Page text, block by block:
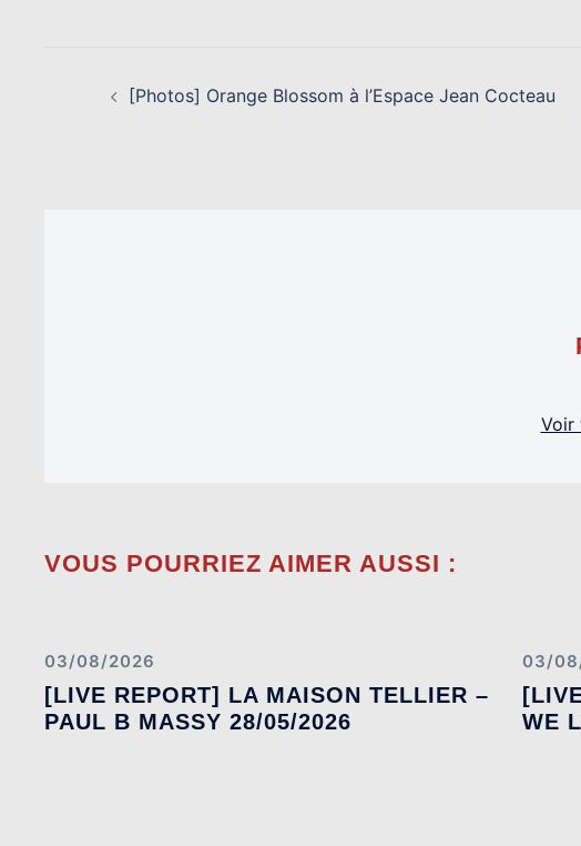
D’ARTICLE[Photos] Orange Blossom à l’Espace Jean Cocteau
Voir
VOUS POURRIEZ AIMER AUSSI :
03/08/2026
[LIVE REPORT] LA MAISON TELLIER –
PAUL B MASSY 28/05/2026
03/
WE